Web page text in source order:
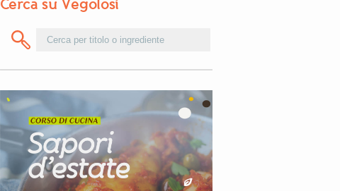
Cerca su Vegolosi